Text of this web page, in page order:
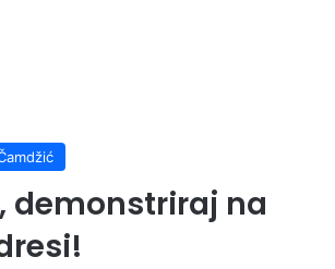
demonstriraj na